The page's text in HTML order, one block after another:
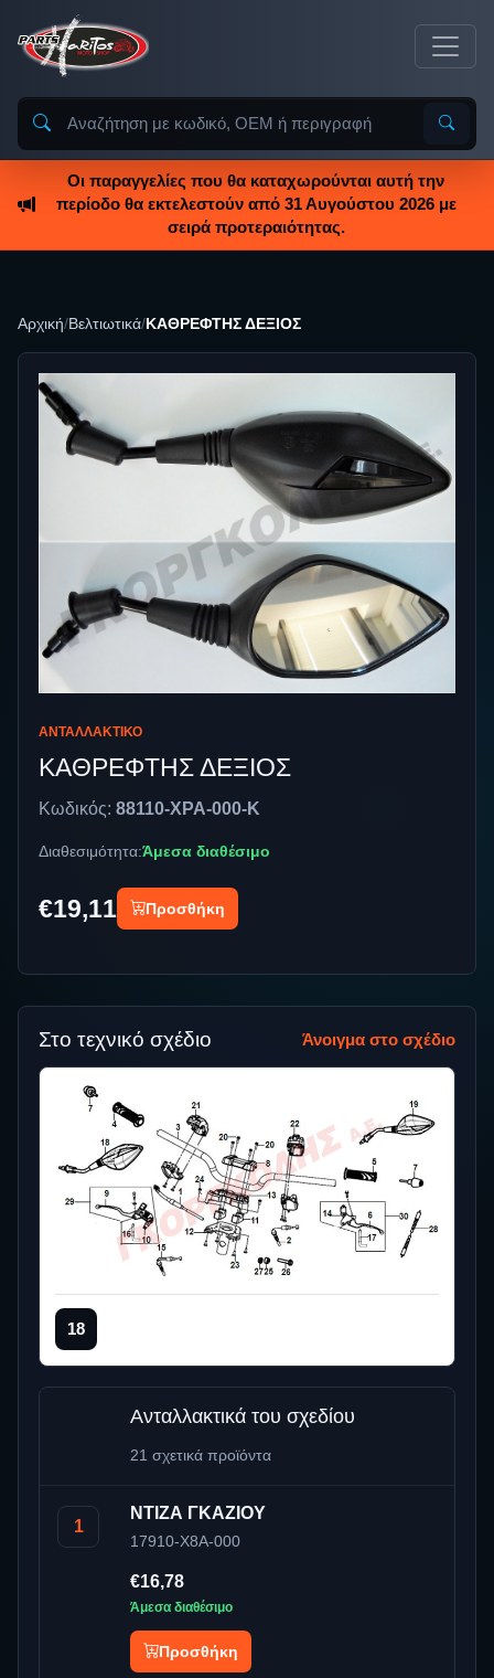
Οι παραγγελίες που θα καταχωρούνται αυτή την
περίοδο θα εκτελεστούν από 31 Αυγούστου 2026 με
σειρά προτεραιότητας.
Αρχική/Βελτιωτικά/ ΚΑΘΡΕΦΤΗΣ ΔΕΞΙΟΣ
ΑΝΤΑΛΛΑΚΤΙΚΌ
ΚΑΘΡΕΦΤΗΣ ΔΕΞΙΟΣ
Κωδικός: 88110-XPA-000-K
Διαθεσιμότητα:Άμεσα διαθέσιμο
€19,11 Προσθήκη
Στο τεχνικό σχέδιο Άνοιγμα στο σχέδιο
18
Ανταλλακτικά του σχεδίου
21 σχετικά προϊόντα
1
ΝΤΙΖΑ ΓΚΑΖΙΟΥ
17910-X8A-000
€16,78
Άμεσα διαθέσιμο
Προσθήκη